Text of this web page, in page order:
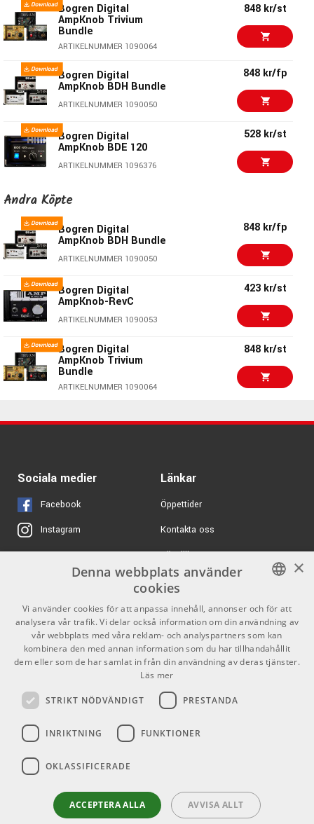
Bogren Digital
AmpKnob Trivium
Bundle
ARTIKELNUMMER 1090064
848 kr/st
Bogren Digital
AmpKnob BDH Bundle
ARTIKELNUMMER 1090050
848 kr/fp
Bogren Digital
AmpKnob BDE 120
ARTIKELNUMMER 1096376
528 kr/st
Bogren Digital
AmpKnob BH4
ARTIKELNUMMER 1096378
Bogren Digital
ARTIKELNUMMER 1091211
423 kr/st
Bogren Digital
ARTIKELNUMMER 1091213
423 kr/st
AmpKnob-RevC
423 kr/st
Andra Köpte
Bogren Digital
AmpKnob BDH Bundle
ARTIKELNUMMER 1090050
848 kr/fp
Bogren Digital
AmpKnob-RevC
ARTIKELNUMMER 1090053
423 kr/st
Bogren Digital
AmpKnob Trivium
Bundle
ARTIKELNUMMER 1090064
848 kr/st
AmpKnob BH4
Bogren Digital
ARTIKELNUMMER 1090046
Bogren Digital
AmpKnob BDM '75
ARTIKELNUMMER 1091211
Marshall YJM100 –
Yngwie Malmsteen
Signature 100 W
ARTIKELNUMMER 1044507
Spectrasonics
ARTIKELNUMMER 1018899
4163 kr/st
3990 kr/st
Sociala medier
Facebook
Instagram
X
Youtube
TikTok
Länkar
Öppettider
Kontakta oss
Köpvillkor
Butiken
Varumärken
GDPR & Cookies
Partners Kontakt
Info
Mån-Fre: 10.00-18.00
Helgdagar
SWEDISH
ENGLISH
×
Denna webbplats använder
cookies
Vi använder cookies för att anpassa innehåll, annonser och för att
analysera vår trafik. Vi delar också information om din användning av
vår webbplats med våra reklam- och analyspartners som kan
kombinera den med annan information som du har tillhandahållit
dem eller som de har samlat in från din användning av deras tjänster.
Läs mer
STRIKT NÖDVÄNDIGT PRESTANDA
INRIKTNING FUNKTIONER
OKLASSIFICERADE
ACCEPTERA ALLA AVVISA ALLT